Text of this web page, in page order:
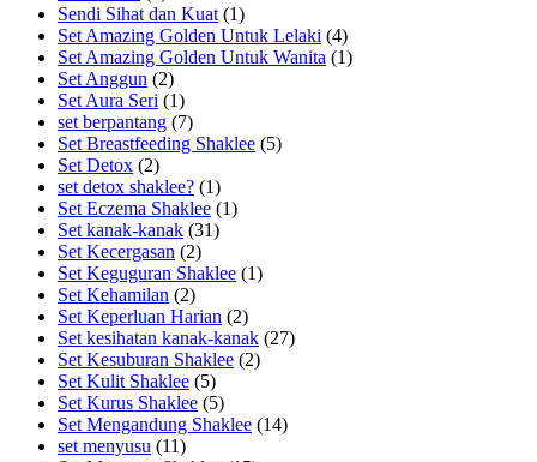
Sendi Sihat dan Kuat (1)
Set Amazing Golden Untuk Lelaki (4)
Set Amazing Golden Untuk Wanita (1)
Set Anggun (2)
Set Aura Seri (1)
set berpantang (7)
Set Breastfeeding Shaklee (5)
Set Detox (2)
set detox shaklee? (1)
Set Eczema Shaklee (1)
Set kanak-kanak (31)
Set Kecergasan (2)
Set Keguguran Shaklee (1)
Set Kehamilan (2)
Set Keperluan Harian (2)
Set kesihatan kanak-kanak (27)
Set Kesuburan Shaklee (2)
Set Kulit Shaklee (5)
Set Kurus Shaklee (5)
Set Mengandung Shaklee (14)
set menyusu (11)